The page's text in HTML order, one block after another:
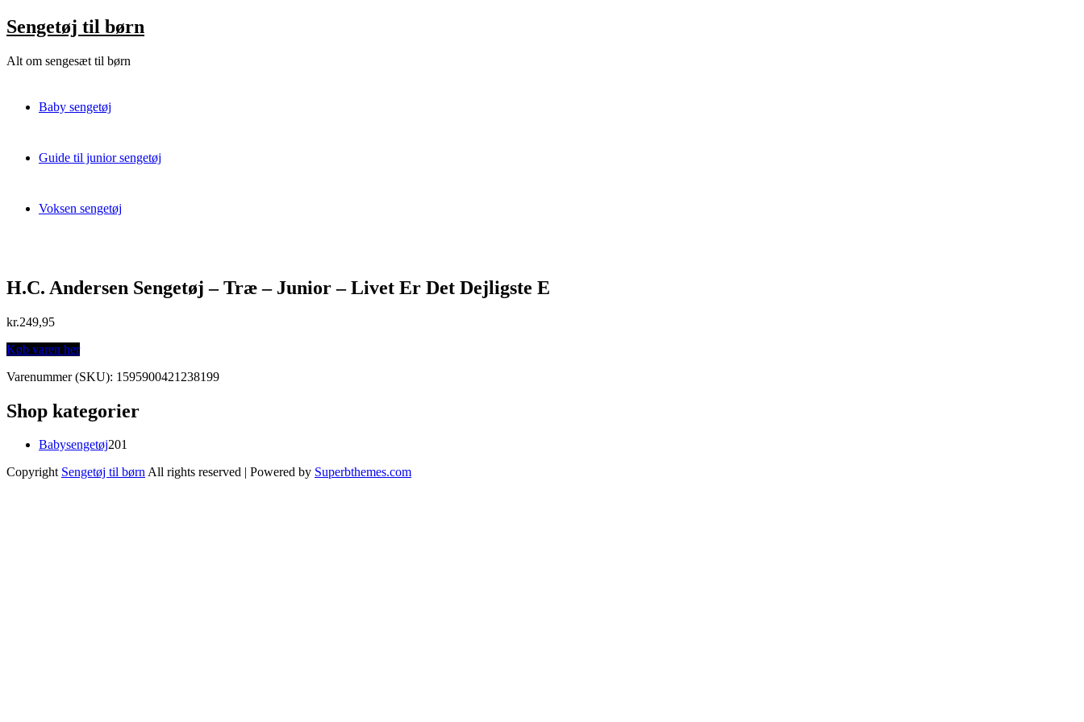
Skip
to
Sengetøj til børn
Alt om sengesæt til børn
Baby sengetøj
Guide til junior sengetøj
Voksen sengetøj
H.C. Andersen Sengetøj – Træ – Junior – Livet Er Det Dejligste E
kr.249,95
Køb varen her
Varenummer (SKU): 1595900421238199
Shop kategorier
Babysengetøj201
Copyright Sengetøj til børnAll rights reserved | Powered by Superbthemes.com